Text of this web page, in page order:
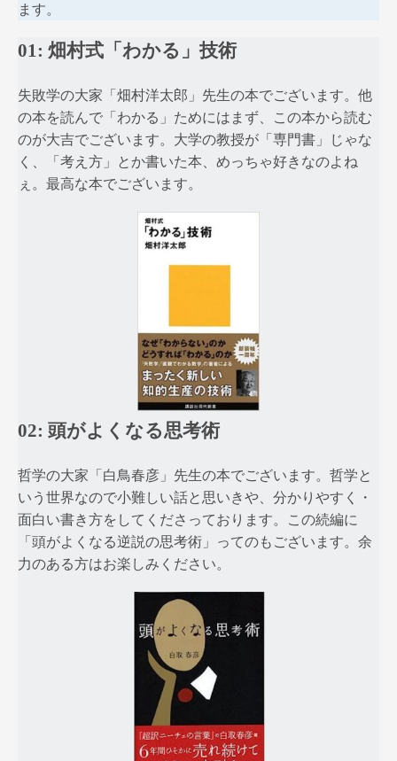
ます。
01: 畑村式「わかる」技術
失敗学の大家「畑村洋太郎」先生の本でございます。他
の本を読んで「わかる」ためにはまず、この本から読む
のが大吉でございます。大学の教授が「専門書」じゃな
く、「考え方」とか書いた本、めっちゃ好きなのよね
ぇ。最高な本でございます。
02: 頭がよくなる思考術
哲学の大家「白鳥春彦」先生の本でございます。哲学と
いう世界なので小難しい話と思いきや、分かりやすく・
面白い書き方をしてくださっております。この続編に
「頭がよくなる逆説の思考術」ってのもございます。余
力のある方はお楽しみください。